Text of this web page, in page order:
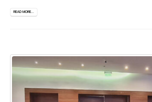
READ MORE...